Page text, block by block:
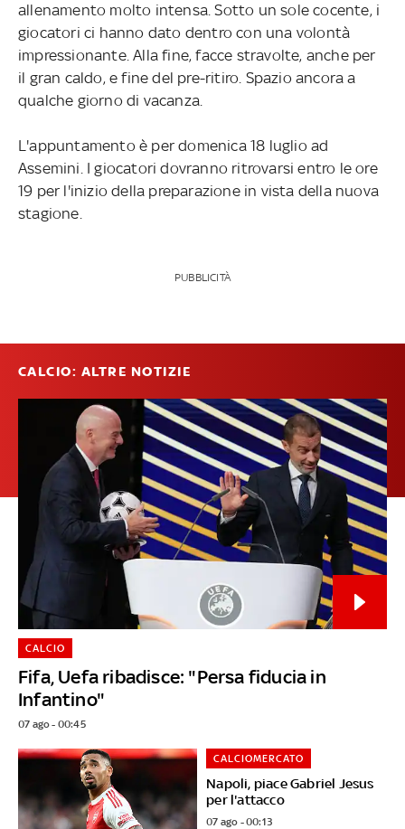
allenamento molto intensa. Sotto un sole cocente, i
giocatori ci hanno dato dentro con una volontà
impressionante. Alla fine, facce stravolte, anche per
il gran caldo, e fine del pre-ritiro. Spazio ancora a
qualche giorno di vacanza.
L'appuntamento è per domenica 18 luglio ad
Assemini. I giocatori dovranno ritrovarsi entro le ore
19 per l'inizio della preparazione in vista della nuova
stagione.
PUBBLICITÀ
CALCIO: ALTRE NOTIZIE
Fifa, Uefa ribadisce: "Persa fiducia in
Infantino"
CALCIO
07 ago - 00:45
Napoli, piace Gabriel Jesus
per l'attacco
CALCIOMERCATO
07 ago - 00:13